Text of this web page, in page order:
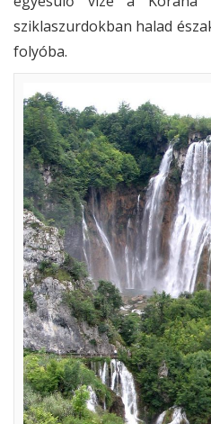
sziklaszurdokban halad
folyóba.